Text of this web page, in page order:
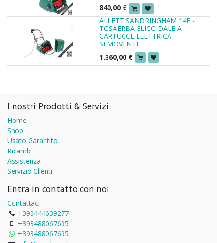
840,00 €
ALLETT SANDRINGHAM 14E -
TOSAERBA ELICOIDALE A
CARTUCCE ELETTRICA
SEMOVENTE
1.360,00 €
I nostri Prodotti & Servizi
Home
Shop
Usato Garantito
Ricambi
Assistenza
Servizio Clienti
Entra in contatto con noi
Contattaci
+390444639277
+393488067695
+393488067695